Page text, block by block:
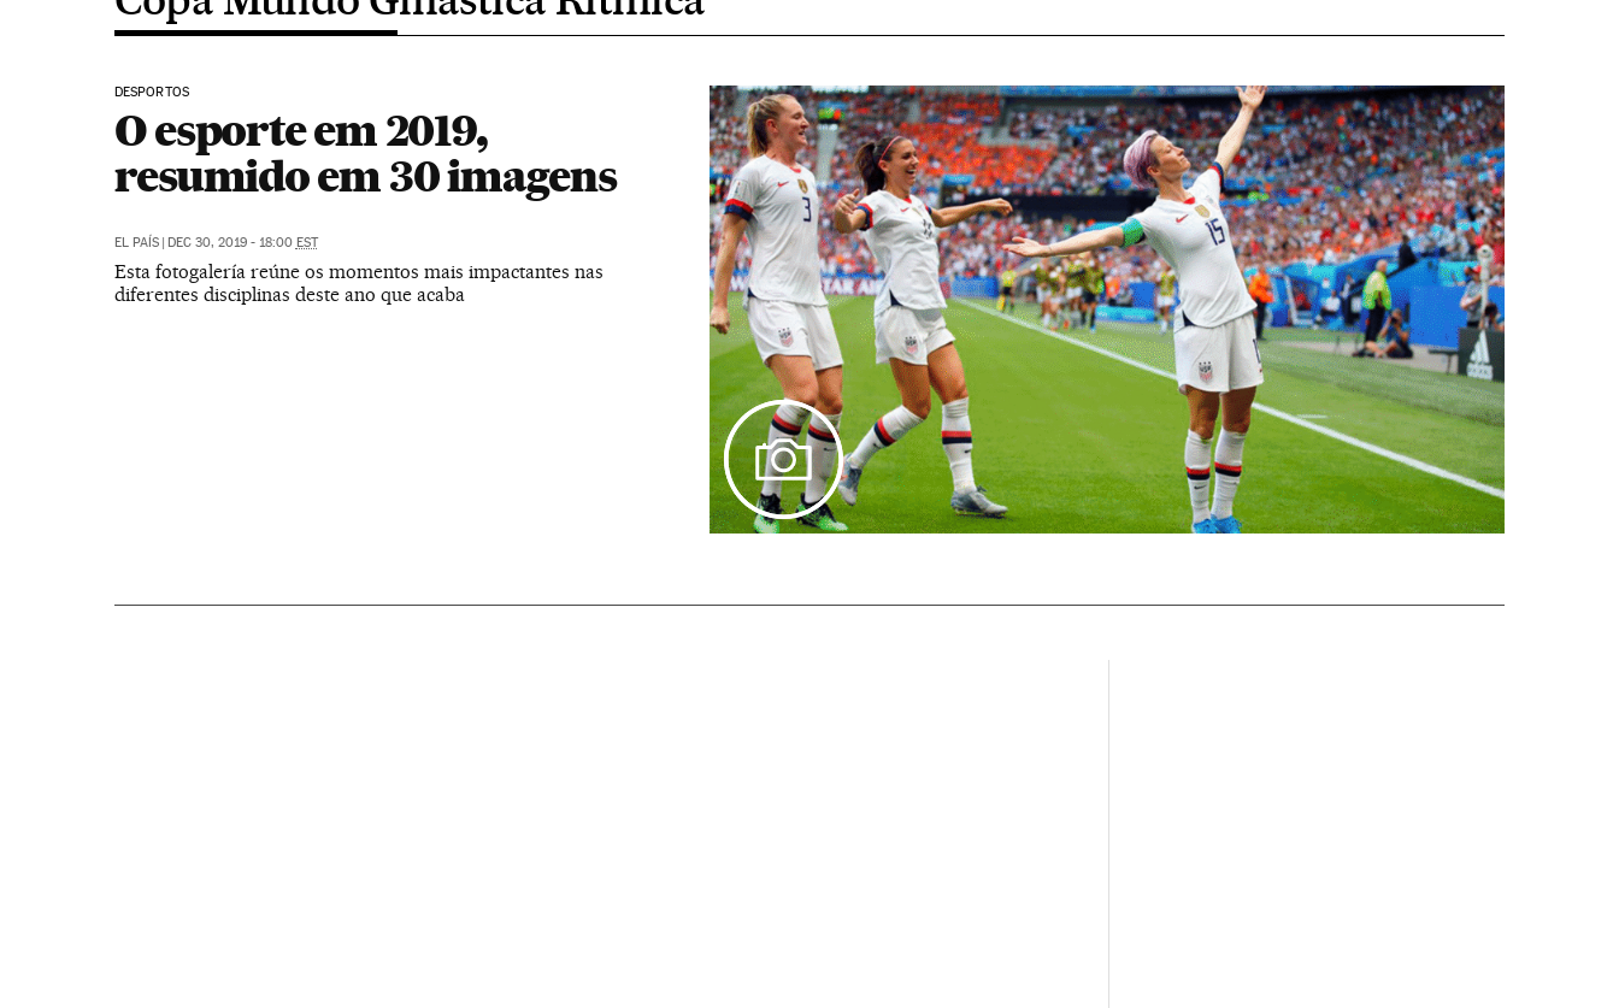
DESPORTOS
O esporte em 2019,
resumido em 30 imagens
EL PAÍS | DEC 30, 2019 - 18:00 EST
Esta fotogalería reúne os momentos mais impactantes nas
diferentes disciplinas deste ano que acaba